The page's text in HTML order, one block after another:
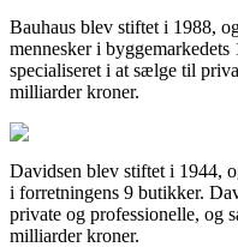
Bauhaus blev stiftet i 1988,
mennesker i
specialiseret i at sælge til
milliarder kroner.
Davidsen blev stiftet i 1944,
i forretningens 9 butikker.
private og professionelle, og
milliarder kroner.